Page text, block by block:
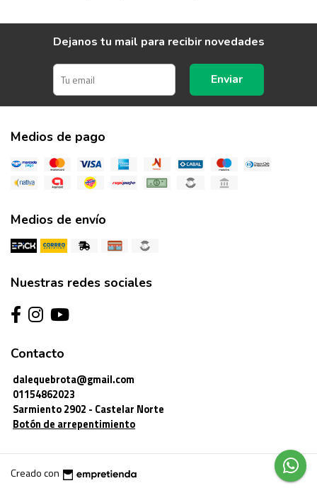
Dejanos tu mail para recibir novedades
Enviar
Medios de pago
Medios de envío
Nuestras redes sociales
Contacto
dalequebrota@gmail.com
01154862023
Sarmiento 2902 - Castelar Norte
Botón de arrepentimiento
Creado con